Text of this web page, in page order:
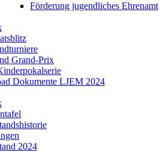
Förderung jugendliches Ehrenamt
Grand-Prix
Dokumente LJEM 2024
2024